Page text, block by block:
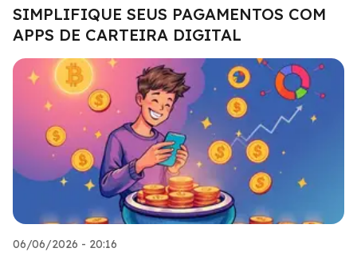
SIMPLIFIQUE SEUS PAGAMENTOS COM
APPS DE CARTEIRA DIGITAL
06/06/2026 - 20:16